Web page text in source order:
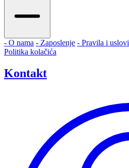
- O nama - Zaposlenje - Pravila i uslovi
Politika kolačića
Kontakt